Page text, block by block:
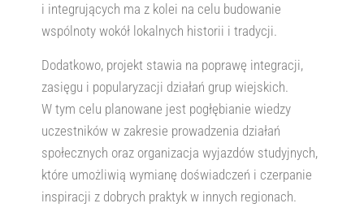
i integrujących ma z kolei na celu budowanie
wspólnoty wokół lokalnych historii i tradycji.
Dodatkowo, projekt stawia na poprawę integracji,
zasięgu i popularyzacji działań grup wiejskich.
W tym celu planowane jest pogłębianie wiedzy
uczestników w zakresie prowadzenia działań
społecznych oraz organizacja wyjazdów studyjnych,
które umożliwią wymianę doświadczeń i czerpanie
inspiracji z dobrych praktyk w innych regionach.